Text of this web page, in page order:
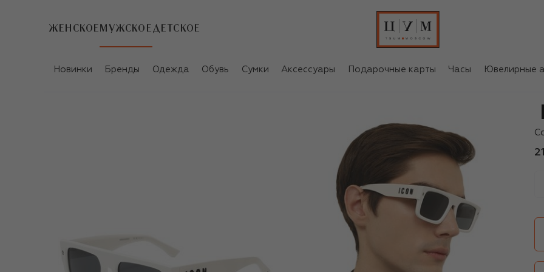
ЖЕНСКОЕ МУЖСКОЕ ДЕТСКОЕ
Новинки Бренды Одежда Обувь Сумки Аксессуары Подарочные карты Часы Ювелирные